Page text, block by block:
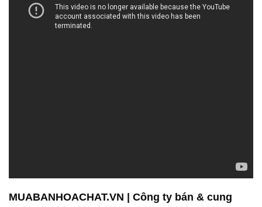
MUABANHOACHAT.VN | Công ty bán & cung